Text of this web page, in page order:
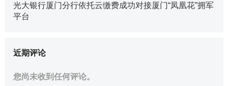
光大银行厦门分行依托云缴费成功对接厦门“凤凰花”拥军
平台
近期评论
您尚未收到任何评论。